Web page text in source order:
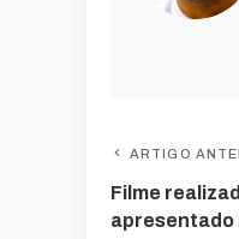
ARTIGO
Filme
apresentado